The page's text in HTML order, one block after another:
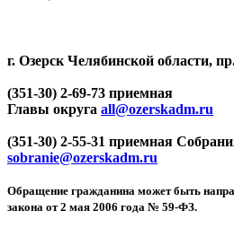
г. Озерск Челябинской области,
(351-30) 2-69-73 приемная
Главы округа all@ozerskadm.ru
(351-30) 2-55-31 приемная
sobranie@ozerskadm.ru
Обращение гражданина может быть
закона от 2 мая 2006 года № 59-ФЗ.